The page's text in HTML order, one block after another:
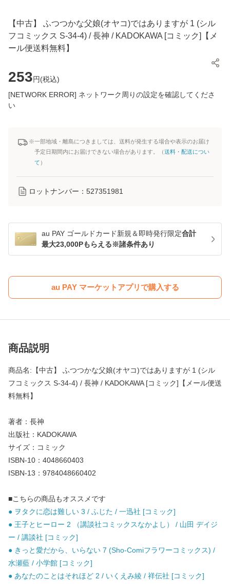
【中古】 ふつつかな父娘(オヤコ)ではありますが 1 (シル
フコミックス S-34-4) / 長神 / KADOKAWA [コミック]【メ
ール便送料無料】
253円(税込)
[NETWORK ERROR] ネットワーク周りの設定を確認してくださ
い
※一部地域・離島につきましては、送料が発生する場合や表示のお届け
予定日期間内にお届けできない場合があります。（送料・配送につい
て ）
ロットナンバー： 527351981
au PAY ゴールドカード新規＆即時発行限定合計
最大23,000Pもらえる※諸条件あり
au PAY マーケットアプリで購入する
商品説明
商品名:【中古】 ふつつかな父娘(オヤコ)ではありますが 1 (シル
フコミックス S-34-4) / 長神 / KADOKAWA [コミック]【メール便送
料無料】
著者：長神
出版社：KADOKAWA
サイズ：コミック
ISBN-10：4048660403
ISBN-13：9784048660402
■こちらの商品もオススメです
● ヲタクに恋は難しい 3 / ふじた / 一迅社 [コミック]
● 王子とヒーロー 2 （講談社コミックスなかよし） / 山田 デイジ
ー / 講談社 [コミック]
● きっと愛だから、いらない 7 (Sho-Comiフラワーコミックス) /
水瀬藍 / 小学館 [コミック]
● あなたのことはそれほど 2 / いくえみ綾 / 祥伝社 [コミック]